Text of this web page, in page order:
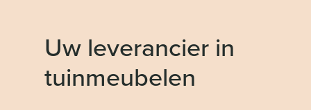
Uw leverancier in
tuinmeubelen